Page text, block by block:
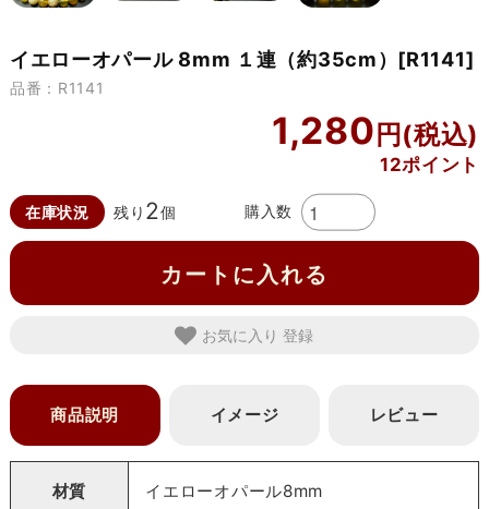
イエローオパール 8mm １連（約35cm）[R1141]
品番：R1141
1,280
12ポイント
在庫状況 残り 2個 購入数
カートに入れる
お気に入り
商品説明 イメージ レビュー
材質 イエローオパール8mm